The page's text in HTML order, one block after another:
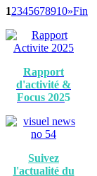
12345678910»Fin
Rapport
d'activité &
Focus 2025
Suivez
l'actualité du